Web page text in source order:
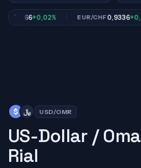
0,8566 +0,02% EUR/CHF0,9336
$ ﷼ USD/OMR
US-Dollar /
Rial